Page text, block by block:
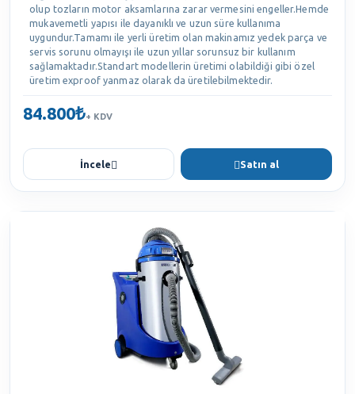
olup tozların motor aksamlarına zarar vermesini engeller.Hemde
mukavemetli yapısı ile dayanıklı ve uzun süre kullanıma
uygundur.Tamamı ile yerli üretim olan makinamız yedek parça ve
servis sorunu olmayışı ile uzun yıllar sorunsuz bir kullanım
sağlamaktadır.Standart modellerin üretimi olabildiği gibi özel
üretim exproof yanmaz olarak da üretilebilmektedir.
84.800₺+ KDV
İncele Satın al